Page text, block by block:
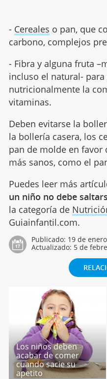
- Cereales o pan, que
carbono, complejos
- Fibra y alguna fruta
incluso el natural-
nutricionalmente la
vitaminas.
Deben evitarse la
la bollería casera, los
pan de molde en favor
más sanos, como el
Puedes leer más
un niño no debe
la categoría de
Guiainfantil.com.
Publicado: 19 de
Actualizado: 5 de
Los niños deben
acabar de comer
cuando sacie su
apetito